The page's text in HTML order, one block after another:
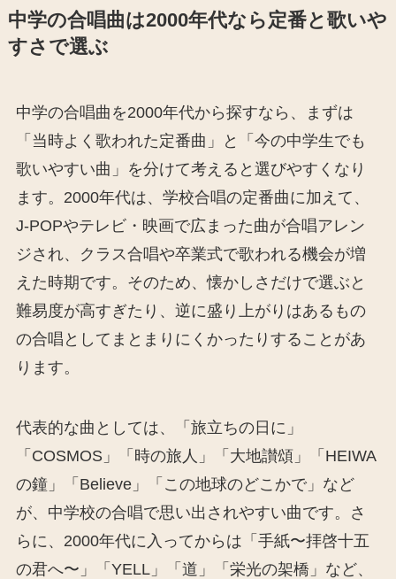
中学の合唱曲は2000年代なら定番と歌いや
すさで選ぶ
中学の合唱曲を2000年代から探すなら、まずは
「当時よく歌われた定番曲」と「今の中学生でも
歌いやすい曲」を分けて考えると選びやすくなり
ます。2000年代は、学校合唱の定番曲に加えて、
J-POPやテレビ・映画で広まった曲が合唱アレン
ジされ、クラス合唱や卒業式で歌われる機会が増
えた時期です。そのため、懐かしさだけで選ぶと
難易度が高すぎたり、逆に盛り上がりはあるもの
の合唱としてまとまりにくかったりすることがあ
ります。
代表的な曲としては、「旅立ちの日に」
「COSMOS」「時の旅人」「大地讃頌」「HEIWA
の鐘」「Believe」「この地球のどこかで」など
が、中学校の合唱で思い出されやすい曲です。さ
らに、2000年代に入ってからは「手紙〜拝啓十五
の君へ〜」「YELL」「道」「栄光の架橋」など、